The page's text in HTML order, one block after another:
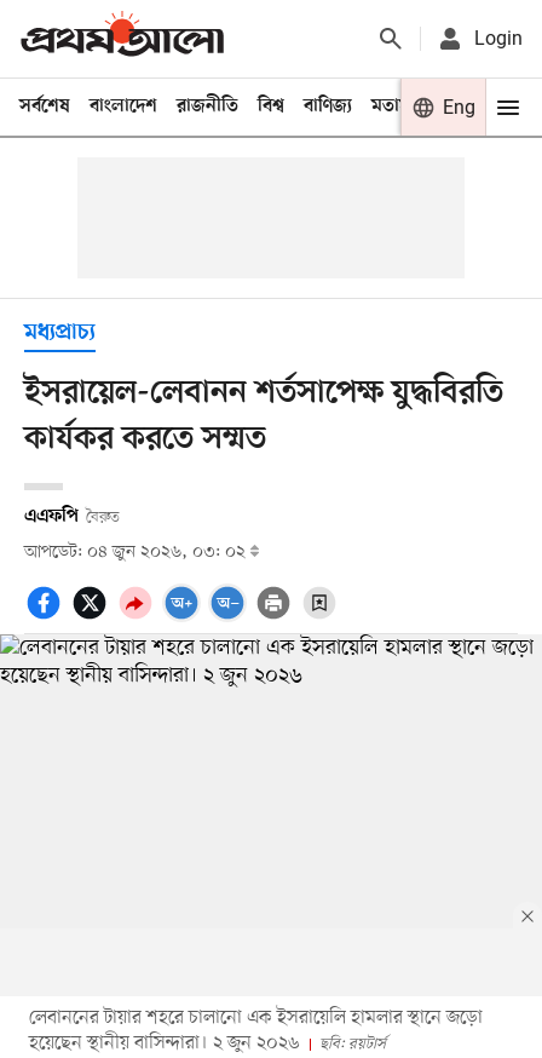
Login
সর্বশেষ বাংলাদেশ রাজনীতি বিশ্ব বাণিজ্য মতামত খেলা
Eng
মধ্যপ্রাচ্য
ইসরায়েল-লেবানন শর্তসাপেক্ষ যুদ্ধবিরতি
কার্যকর করতে সম্মত
এএফপি বৈরুত
আপডেট: ০৪ জুন ২০২৬, ০৩: ০২
লেবাননের টায়ার শহরে চালানো এক ইসরায়েলি হামলার স্থানে জড়ো
হয়েছেন স্থানীয় বাসিন্দারা। ২ জুন ২০২৬
ছবি: রয়টার্স